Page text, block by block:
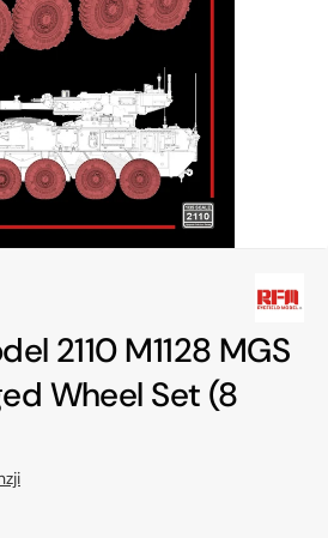
1
w
widoku
galerii
2110 M1128 MGS
Wheel Set (8